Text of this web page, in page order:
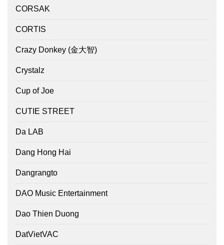
CORSAK
CORTIS
Crazy Donkey (金大智)
Crystalz
Cup of Joe
CUTIE STREET
Da LAB
Dang Hong Hai
Dangrangto
DAO Music Entertainment
Dao Thien Duong
DatVietVAC